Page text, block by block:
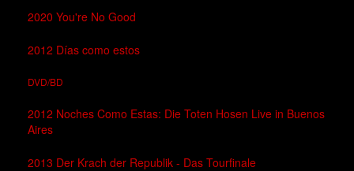
2020 You're No Good
2012 Días como estos
DVD/BD
2012 Noches Como Estas: Die Toten Hosen Live in Buenos
Aires
2013 Der Krach der Republik - Das Tourfinale